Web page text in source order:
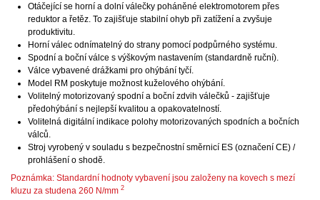
Otáčející se horní a dolní válečky poháněné elektromotorem přes
reduktor a řetěz. To zajišťuje stabilní ohyb při zatížení a zvyšuje
produktivitu.
Horní válec odnímatelný do strany pomocí podpůrného systému.
Spodní a boční válce s výškovým nastavením (standardně ruční).
Válce vybavené drážkami pro ohýbání tyčí.
Model RM poskytuje možnost kuželového ohýbání.
Volitelný motorizovaný spodní a boční zdvih válečků - zajišťuje
předohýbání s nejlepší kvalitou a opakovatelností.
Volitelná digitální indikace polohy motorizovaných spodních a bočních
válců.
Stroj vyrobený v souladu s bezpečnostní směrnicí ES (označení CE) /
prohlášení o shodě.
Poznámka: Standardní hodnoty vybavení jsou založeny na kovech s mezí
kluzu za studena 260 N/mm 2